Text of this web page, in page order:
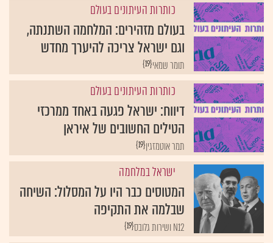
כותרות העיתונים בעולם
בעולם מזהירים: המלחמה השתנתה,
וגם ישראל צריכה להיערך מחדש
{19}תומר שמאי
כותרות העיתונים בעולם
דיווח: ישראל פגעה באחד ממרכזי
הטילים החשובים של איראן
{19}תמר אוטמזגין
ישראל במלחמה
המטוסים כבר היו על המסלול: השיחה
שבלמה את התקיפה
{19} N12 ושירות גלובס